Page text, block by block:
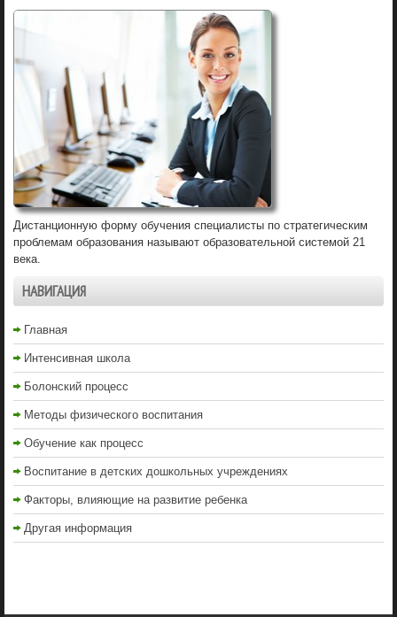
Дистанционную форму обучения специалисты по стратегическим
проблемам образования называют образовательной системой 21
века.
НАВИГАЦИЯ
Главная
Интенсивная школа
Болонский процесс
Методы физического воспитания
Обучение как процесс
Воспитание в детских дошкольных учреждениях
Факторы, влияющие на развитие ребенка
Другая информация